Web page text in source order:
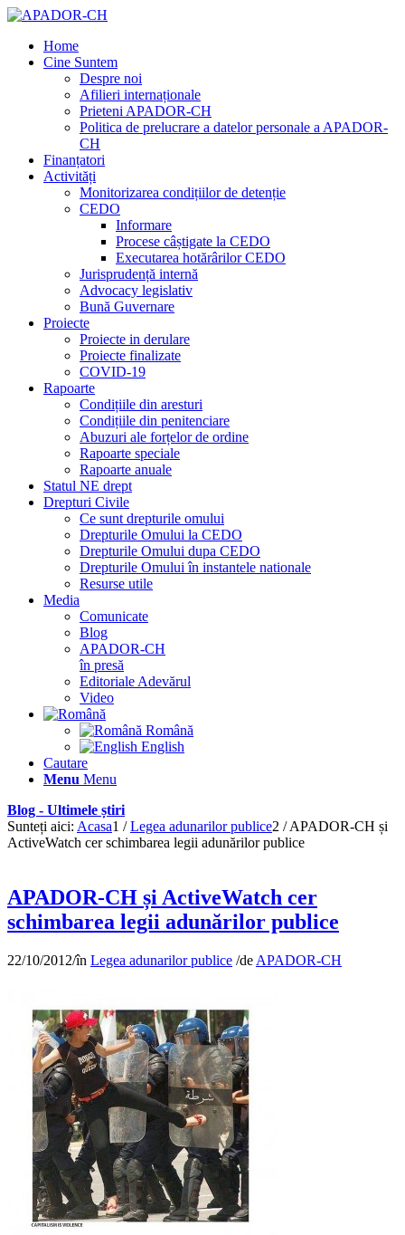
Home
Cine Suntem
Despre noi
Afilieri internaționale
Prieteni APADOR-CH
Politica de prelucrare a datelor personale a APADOR-
CH
Finanțatori
Activități
Monitorizarea condițiilor de detenție
CEDO
Informare
Procese câștigate la CEDO
Executarea hotărârilor CEDO
Jurisprudență internă
Advocacy legislativ
Bună Guvernare
Proiecte
Proiecte in derulare
Proiecte finalizate
COVID-19
Rapoarte
Condițiile din aresturi
Condițiile din penitenciare
Abuzuri ale forțelor de ordine
Rapoarte speciale
Rapoarte anuale
Statul NE drept
Drepturi Civile
Ce sunt drepturile omului
Drepturile Omului la CEDO
Drepturile Omului dupa CEDO
Drepturile Omului în instantele nationale
Resurse utile
Media
Comunicate
Blog
APADOR-CH
în presă
Editoriale Adevărul
Video
Română
English
Cautare
Menu Menu
Blog - Ultimele știri
Sunteți aici: Acasa1 / Legea adunarilor publice2 / APADOR-CH și
ActiveWatch cer schimbarea legii adunărilor publice
APADOR-CH și ActiveWatch cer
schimbarea legii adunărilor publice
22/10/2012/în Legea adunarilor publice /de APADOR-CH